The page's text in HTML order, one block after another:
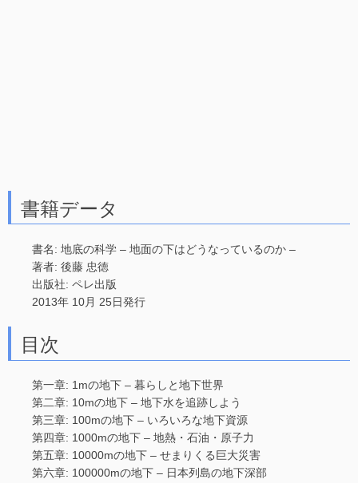
書籍データ
書名: 地底の科学 – 地面の下はどうなっているのか –
著者: 後藤 忠徳
出版社: ペレ出版
2013年 10月 25日発行
目次
第一章: 1mの地下 – 暮らしと地下世界
第二章: 10mの地下 – 地下水を追跡しよう
第三章: 100mの地下 – いろいろな地下資源
第四章: 1000mの地下 – 地熱・石油・原子力
第五章: 10000mの地下 – せまりくる巨大災害
第六章: 100000mの地下 – 日本列島の地下深部